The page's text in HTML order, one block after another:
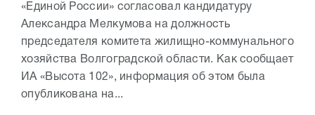
«Единой России» согласовал кандидатуру
Александра Мелкумова на должность
председателя комитета жилищно-коммунального
хозяйства Волгоградской области. Как сообщает
ИА «Высота 102», информация об этом была
опубликована на...